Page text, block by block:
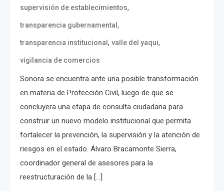
supervisión de establecimientos,
transparencia gubernamental ,
transparencia institucional , valle del yaqui,
vigilancia de comercios
Sonora se encuentra ante una posible transformación
en materia de Protección Civil, luego de que se
concluyera una etapa de consulta ciudadana para
construir un nuevo modelo institucional que permita
fortalecer la prevención, la supervisión y la atención de
riesgos en el estado. Álvaro Bracamonte Sierra,
coordinador general de asesores para la
reestructuración de la […]